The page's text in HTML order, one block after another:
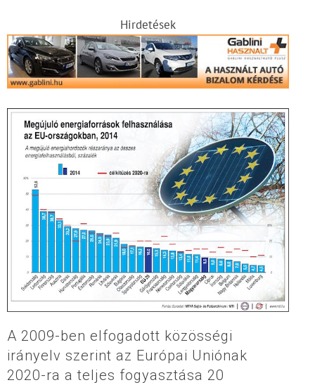
Hirdetések
A 2009-ben elfogadott közösségi
irányelv szerint az Európai Uniónak
2020-ra a teljes fogyasztása 20